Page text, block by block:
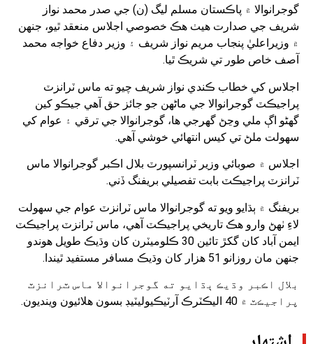
گوجرانوالا ۾ پاڪستان مسلم ليگ (ن) جي صدر محمد نواز
شريف جي صدارت هيٺ هڪ خصوصي اجلاس منعقد ٿيو، جنهن
۾ وزيراعليٰ پنجاب مريم نواز شريف ۽ وزير دفاع خواجه محمد
آصف خاص طور تي شريڪ ٿيا.
اجلاس کي خطاب ڪندي نواز شريف چيو ته ماس ٽرانزٽ
پراجيڪٽ گوجرانوالا جي ماڻهن جو جائز حق آهي جيڪو کين
گهڻو اڳ ملي وڃڻ گهرجي ها، گوجرانوالا جي ترقي ۽ عوام کي
سهولت ملڻ تي کيس انتهائي خوشي آهي.
اجلاس ۾ صوبائي وزير ٽرانسپورٽ بلال اڪبر گوجرانوالا ماس
ٽرانزٽ پراجيڪٽ بابت تفصيلي بريفنگ ڏني.
بريفنگ ۾ ٻڌايو ويو ته گوجرانوالا ماس ٽرانزٽ عوام جي سهولت
لاءِ ٺهڻ وارو هڪ تاريخي پراجيڪٽ آهي، ماس ٽرانزٽ پراجيڪٽ
ايمن آباد کان گکڙ تائين 30 ڪلوميٽرن کان وڌيڪ طويل هوندو
جنهن مان روزانو 51 هزار کان وڌيڪ مسافر مستفيد ٿيندا.
بلال اڪبر وڌيڪ ٻڌايو ته گوجرانوالا ماس ٽرانزٽ
پراجيڪٽ ۾ 40 اليڪٽرڪ آرٽيڪيوليٽيڊ بسون هلائيون وينديون.